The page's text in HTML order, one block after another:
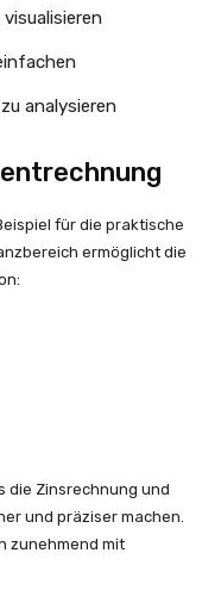
analysieren
für die praktische
ermöglicht die
die Zinsrechnung und
und präziser machen.
zunehmend mit